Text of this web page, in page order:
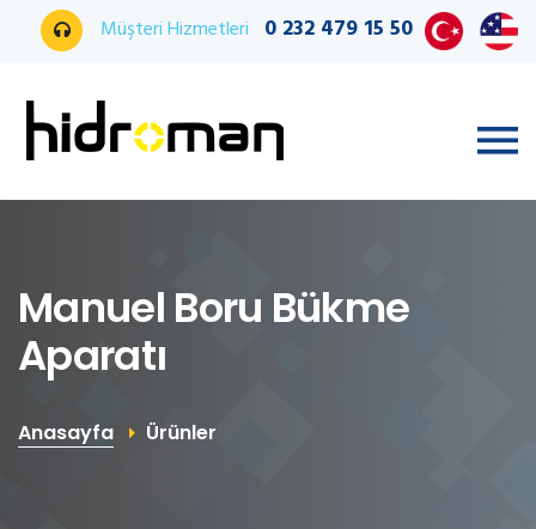
Müşteri Hizmetleri 0 232 479 15 50
Manuel Boru Bükme
Aparatı
Anasayfa Ürünler